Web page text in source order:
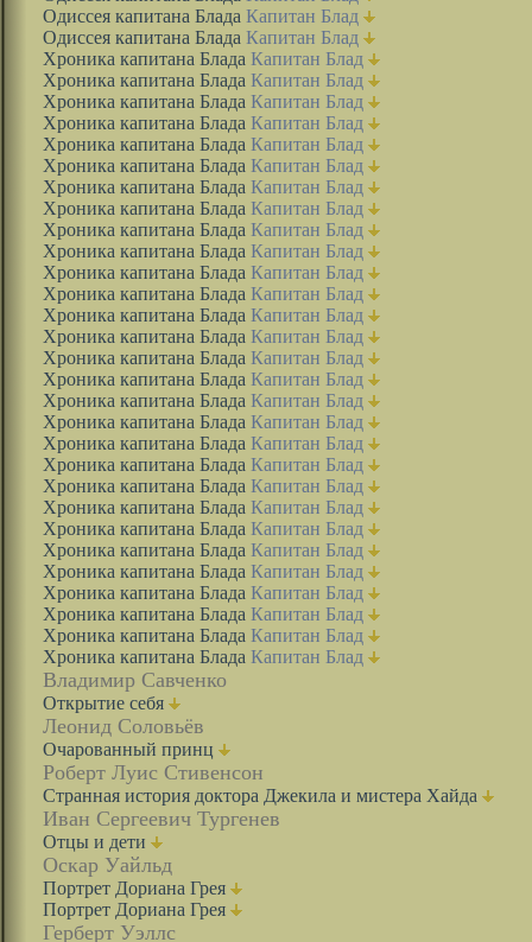
Одиссея капитана Блада Капитан Блад
Одиссея капитана Блада Капитан Блад
Хроника капитана Блада Капитан Блад
Хроника капитана Блада Капитан Блад
Хроника капитана Блада Капитан Блад
Хроника капитана Блада Капитан Блад
Хроника капитана Блада Капитан Блад
Хроника капитана Блада Капитан Блад
Хроника капитана Блада Капитан Блад
Хроника капитана Блада Капитан Блад
Хроника капитана Блада Капитан Блад
Хроника капитана Блада Капитан Блад
Хроника капитана Блада Капитан Блад
Хроника капитана Блада Капитан Блад
Хроника капитана Блада Капитан Блад
Хроника капитана Блада Капитан Блад
Хроника капитана Блада Капитан Блад
Хроника капитана Блада Капитан Блад
Хроника капитана Блада Капитан Блад
Хроника капитана Блада Капитан Блад
Хроника капитана Блада Капитан Блад
Хроника капитана Блада Капитан Блад
Хроника капитана Блада Капитан Блад
Хроника капитана Блада Капитан Блад
Хроника капитана Блада Капитан Блад
Хроника капитана Блада Капитан Блад
Хроника капитана Блада Капитан Блад
Хроника капитана Блада Капитан Блад
Хроника капитана Блада Капитан Блад
Хроника капитана Блада Капитан Блад
Хроника капитана Блада Капитан Блад
Владимир Савченко
Открытие себя
Леонид Соловьёв
Очарованный принц
Роберт Луис Стивенсон
Странная история доктора Джекила и мистера Хайда
Иван Сергеевич Тургенев
Отцы и дети
Оскар Уайльд
Портрет Дориана Грея
Портрет Дориана Грея
Герберт Уэллс